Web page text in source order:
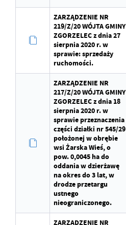
ZARZĄDZENIE NR
219/Z/20 WÓJTA GMINY
ZGORZELEC z dnia 27
sierpnia 2020 r. w
sprawie: sprzedaży
ruchomości.
ZARZĄDZENIE NR
217/Z/20 WÓJTA GMINY
ZGORZELEC z dnia 18
sierpnia 2020 r. w
sprawie przeznaczenia
części działki nr 545/29
położonej w obrębie
wsi Żarska Wieś, o
pow. 0,0045 ha do
oddania w dzierżawę
na okres do 3 lat, w
drodze przetargu
ustnego
nieograniczonego.
ZARZĄDZENIE NR